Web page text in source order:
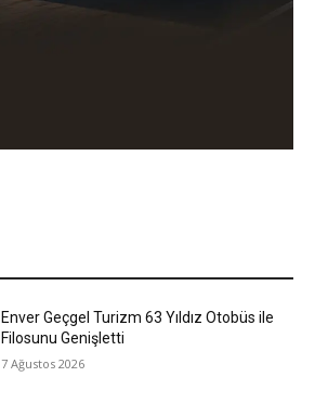
Enver Geçgel Turizm 63 Yıldız Otobüs ile
Filosunu Genişletti
7 Ağustos 2026